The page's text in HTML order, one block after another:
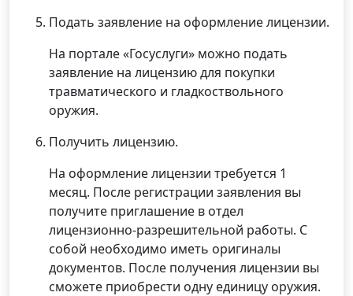
Подать заявление на оформление лицензии.
На портале «Госуслуги» можно подать
заявление на лицензию для покупки
травматического и гладкоствольного
оружия.
Получить лицензию.
На оформление лицензии требуется 1
месяц. После регистрации заявления вы
получите приглашение в отдел
лицензионно-разрешительной работы. С
собой необходимо иметь оригиналы
документов. После получения лицензии вы
сможете приобрести одну единицу оружия.